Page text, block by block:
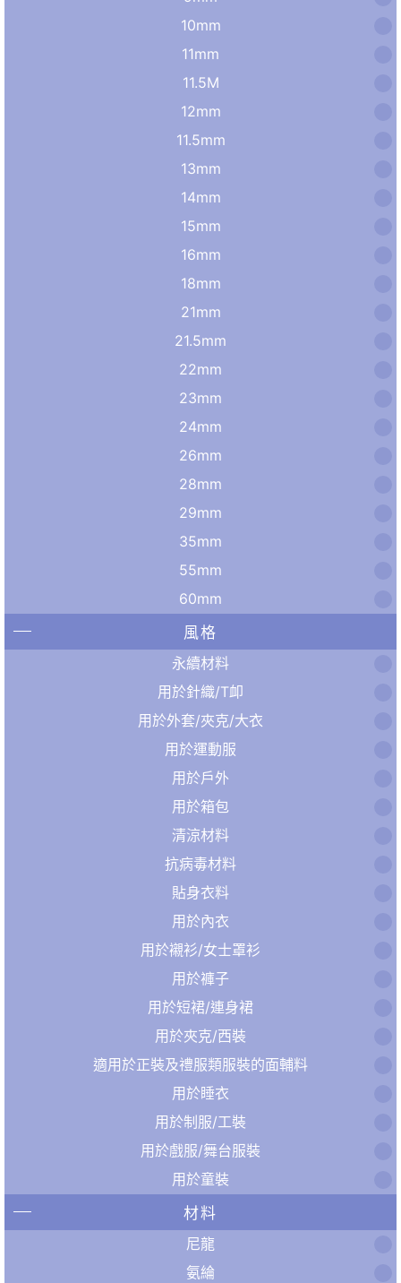
10mm
11mm
11.5M
12mm
11.5mm
13mm
14mm
15mm
16mm
18mm
21mm
21.5mm
22mm
23mm
24mm
26mm
28mm
29mm
35mm
55mm
60mm
風格
永續材料
用於針織/T卹
用於外套/夾克/大衣
用於運動服
用於戶外
用於箱包
清涼材料
抗病毒材料
貼身衣料
用於內衣
用於襯衫/女士罩衫
用於褲子
用於短裙/連身裙
用於夾克/西裝
適用於正裝及禮服類服裝的面輔料
用於睡衣
用於制服/工裝
用於戲服/舞台服裝
用於童裝
材料
尼龍
氨綸